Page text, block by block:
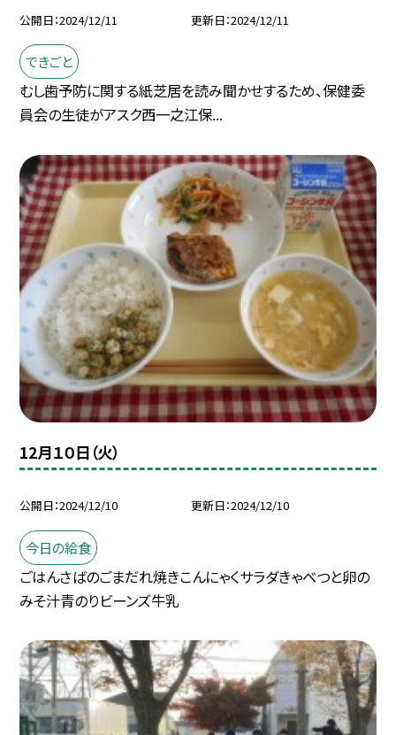
公開日 2024/12/11 更新日 2024/12/11
できごと
むし歯予防に関する紙芝居を読み聞かせするため、保健委
員会の生徒がアスク西一之江保...
12月１０日（火）
公開日 2024/12/10 更新日 2024/12/10
今日の給食
ごはんさばのごまだれ焼きこんにゃくサラダきゃべつと卵の
みそ汁青のりビーンズ牛乳